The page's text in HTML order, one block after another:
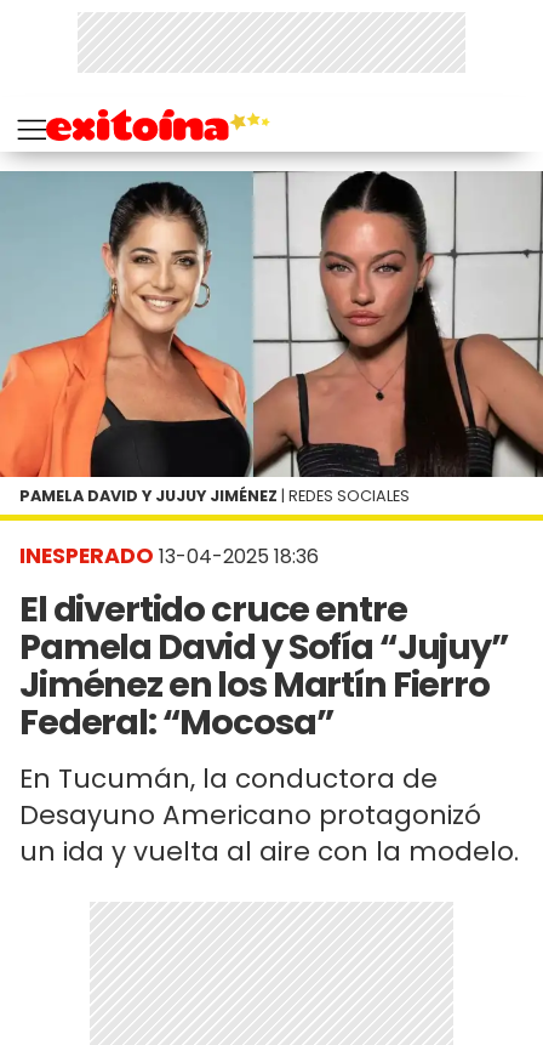
INESPERADO 13-04-2025 18:36
El divertido cruce entre
Pamela David y Sofía “Jujuy”
Jiménez en los Martín Fierro
Federal: “Mocosa”
En Tucumán, la conductora de
Desayuno Americano protagonizó
un ida y vuelta al aire con la modelo.
PAMELA DAVID Y JUJUY JIMÉNEZ | REDES SOCIALES